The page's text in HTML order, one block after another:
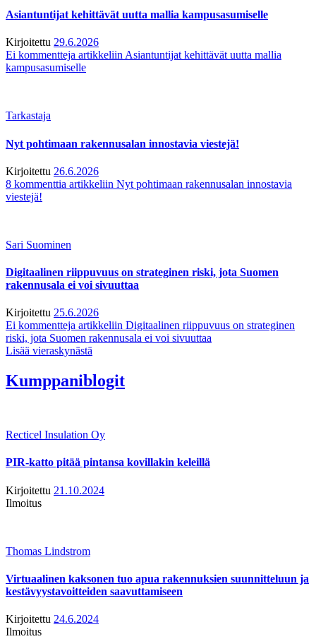
Asiantuntijat kehittävät uutta mallia kampusasumiselle
Kirjoitettu 29.6.2026
Ei kommentteja artikkeliin Asiantuntijat kehittävät uutta mallia
kampusasumiselle
Tarkastaja
Nyt pohtimaan rakennusalan innostavia viestejä!
Kirjoitettu 26.6.2026
8 kommenttia artikkeliin Nyt pohtimaan rakennusalan innostavia
viestejä!
Sari Suominen
Digitaalinen riippuvuus on strateginen riski, jota Suomen
rakennusala ei voi sivuuttaa
Kirjoitettu 25.6.2026
Ei kommentteja artikkeliin Digitaalinen riippuvuus on strateginen
riski, jota Suomen rakennusala ei voi sivuuttaa
Lisää vieraskynästä
Kumppaniblogit
Recticel Insulation Oy
PIR-katto pitää pintansa kovillakin keleillä
Kirjoitettu 21.10.2024
Ilmoitus
Thomas Lindstrom
Virtuaalinen kaksonen tuo apua rakennuksien suunnitteluun ja
kestävyystavoitteiden saavuttamiseen
Kirjoitettu 24.6.2024
Ilmoitus